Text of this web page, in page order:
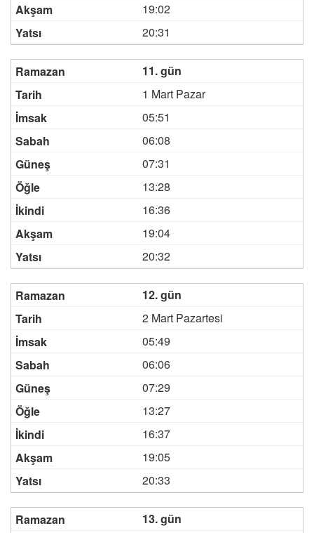
19:02
20:31
11. gün
1 Mart Pazar
05:51
06:08
07:31
13:28
16:36
19:04
20:32
12. gün
2 Mart Pazartesi
05:49
06:06
07:29
13:27
16:37
19:05
20:33
13. gün